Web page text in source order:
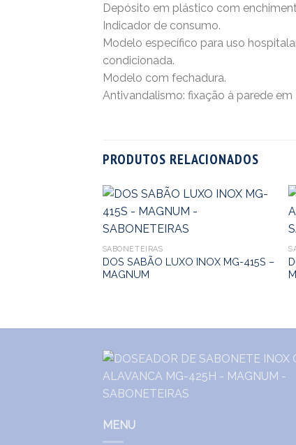
Depósito em plástico com
Indicador de consumo.
Modelo específico para uso
condicionada.
Modelo com fechadura.
Antivandalismo: fixação à parede em
PRODUTOS RELACIONADOS
SABONETEIRAS
DOS SABÃO LUXO INOX MG-415S –
MAGNUM
MENU